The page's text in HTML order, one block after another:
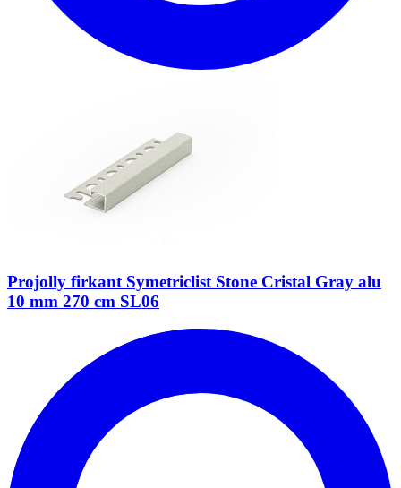
Projolly firkant Symetriclist Stone Cristal Gray alu
10 mm 270 cm SL06